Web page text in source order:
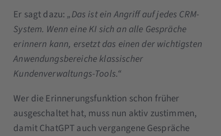
Er sagt dazu:„Das ist ein Angriff auf jedes CRM-
System. Wenn eine KI sich an alle Gespräche
erinnern kann, ersetzt das einen der wichtigsten
Anwendungsbereiche klassischer
Kundenverwaltungs-Tools.“
Wer die Erinnerungsfunktion schon früher
ausgeschaltet hat, muss nun aktiv zustimmen,
damit ChatGPT auch vergangene Gespräche